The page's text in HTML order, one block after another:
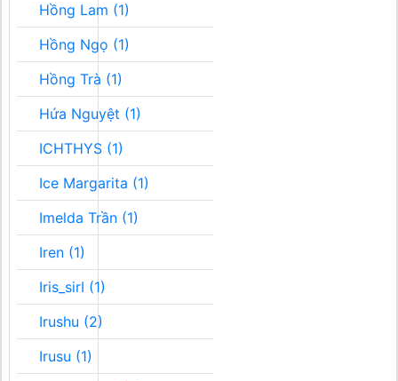
Hồng Lam (1)
Hồng Ngọ (1)
Hồng Trà (1)
Hứa Nguyệt (1)
ICHTHYS (1)
Ice Margarita (1)
Imelda Trần (1)
Iren (1)
Iris_sirI (1)
Irushu (2)
Irusu (1)